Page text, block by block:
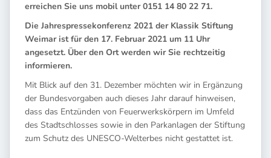
erreichen Sie uns mobil unter0151 14 80 22 71.
Die Jahrespressekonferenz 2021 der Klassik Stiftung
Weimar ist für den 17. Februar 2021 um 11 Uhr
angesetzt. Über den Ort werden wir Sie rechtzeitig
informieren.
Mit Blick auf den 31. Dezember möchten wir in Ergänzung
der Bundesvorgaben auch dieses Jahr darauf hinweisen,
dass das Entzünden von Feuerwerkskörpern im Umfeld
des Stadtschlosses sowie in den Parkanlagen der Stiftung
zum Schutz des UNESCO-Welterbes nicht gestattet ist.